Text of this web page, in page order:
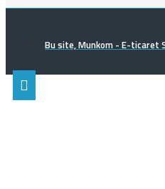
Bu site, Munkom - E-ticaret